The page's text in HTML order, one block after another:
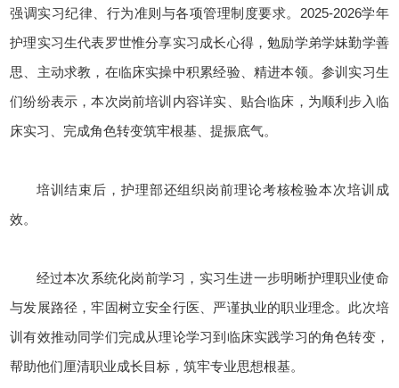
强调实习纪律、行为准则与各项管理制度要求。2025-2026学年
护理实习生代表罗世惟分享实习成长心得，勉励学弟学妹勤学善
思、主动求教，在临床实操中积累经验、精进本领。参训实习生
们纷纷表示，本次岗前培训内容详实、贴合临床，为顺利步入临
床实习、完成角色转变筑牢根基、提振底气。
培训结束后，护理部还组织岗前理论考核检验本次培训成
效。
经过本次系统化岗前学习，实习生进一步明晰护理职业使命
与发展路径，牢固树立安全行医、严谨执业的职业理念。此次培
训有效推动同学们完成从理论学习到临床实践学习的角色转变，
帮助他们厘清职业成长目标，筑牢专业思想根基。